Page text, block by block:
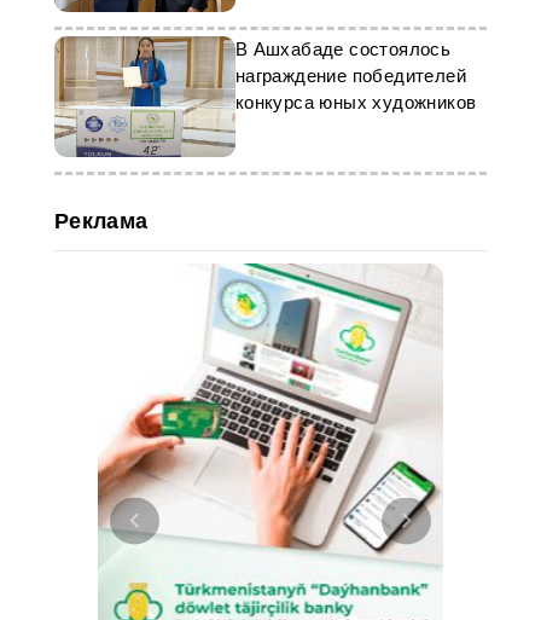
В Ашхабаде состоялось
награждение победителей
конкурса юных художников
Реклама